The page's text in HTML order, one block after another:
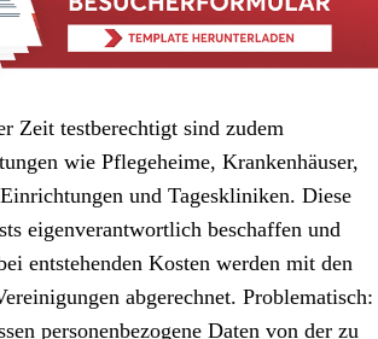
Zeit testberechtigt sind zudem
wie Pflegeheime, Krankenhäuser,
und Tageskliniken. Diese
eigenverantwortlich beschaffen und
entstehenden Kosten werden mit den
abgerechnet. Problematisch:
personenbezogene Daten von der zu